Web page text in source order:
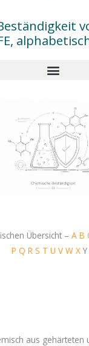
Übersicht – A B
P Q R S T U V W X Y
aus gehärteten